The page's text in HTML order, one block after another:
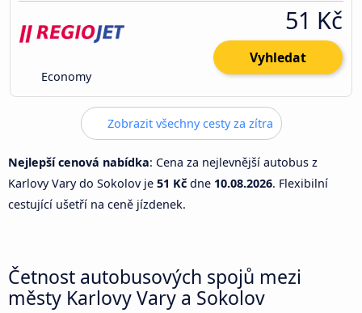
Economy
51 Kč
Vyhledat
Zobrazit všechny cesty za zítra
Nejlepší cenová nabídka: Cena za nejlevnější autobus z
Karlovy Vary do Sokolov je 51 Kč dne 10.08.2026. Flexibilní
cestující ušetří na ceně jízdenek.
Četnost autobusových spojů mezi
městy Karlovy Vary a Sokolov